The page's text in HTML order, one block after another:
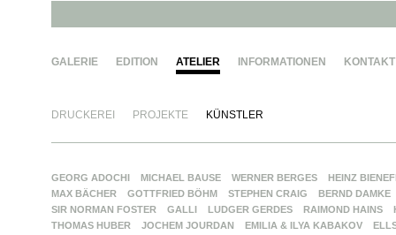
GALERIE EDITION ATELIER INFORMATIONEN KONTAKT
DRUCKEREI PROJEKTE KÜNSTLER
GEORG ADOCHI MICHAEL BAUSE WERNER BERGES
HEINZ
MAX BÄCHER
GOTTFRIED BÖHM STEPHEN CRAIG
BERND DAMKE
SIR NORMAN FOSTER
GALLI LUDGER GERDES RAIMOND HAINS
THOMAS HUBER
JOCHEM JOURDAN EMILIA & ILYA KABAKOV